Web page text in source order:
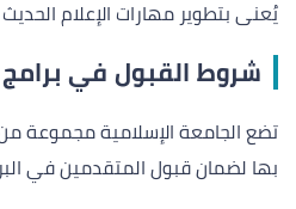
يُعنى بتطوير مهارات الإعلام
شروط القبول في برامج
تضع الجامعة الإسلامية مجموعة من
بها لضمان قبول المتقدمين في